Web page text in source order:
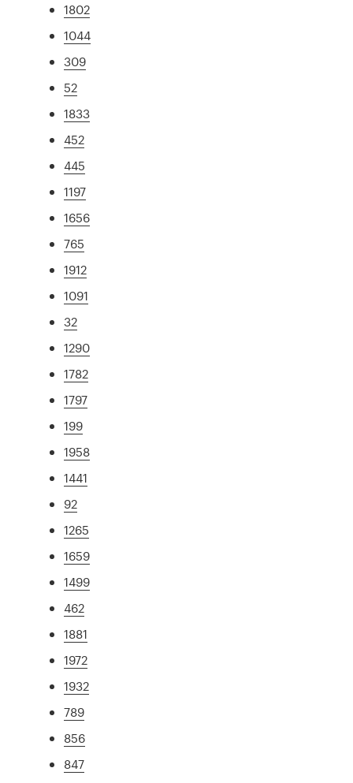
1802
1044
309
52
1833
452
445
1197
1656
765
1912
1091
32
1290
1782
1797
199
1958
1441
92
1265
1659
1499
462
1881
1972
1932
789
856
847